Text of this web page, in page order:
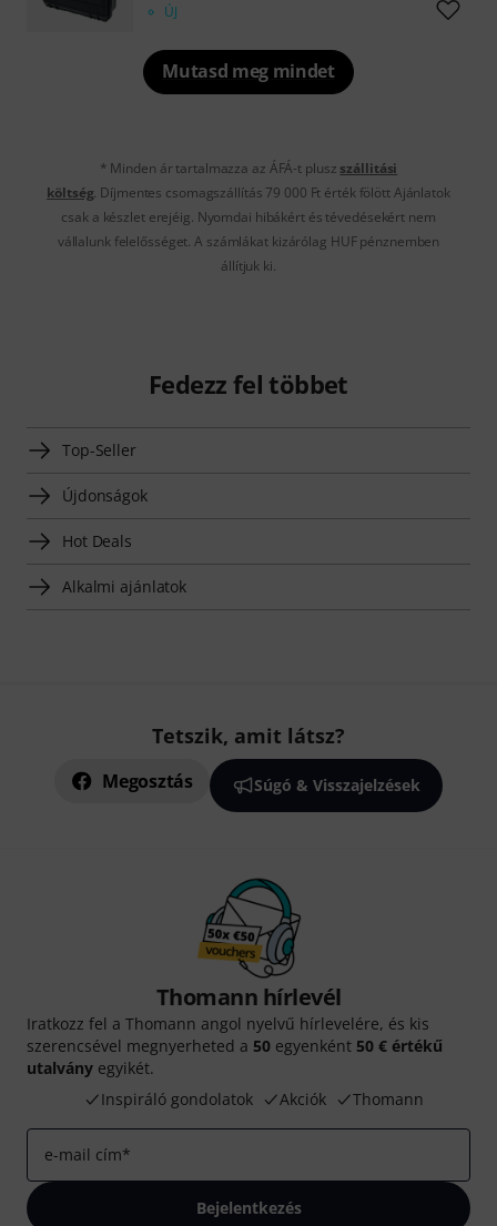
ÚJ
Mutasd meg mindet
* Minden ár tartalmazza az ÁFÁ-t plusz szállitási
költség. Díjmentes csomagszállítás 79 000 Ft érték fölött Ajánlatok
csak a készlet erejéig. Nyomdai hibákért és tévedésekért nem
vállalunk felelősséget. A számlákat kizárólag HUF pénznemben
állítjuk ki.
Fedezz fel többet
Top-Seller
Újdonságok
Hot Deals
Alkalmi ajánlatok
Tetszik, amit látsz?
Megosztás Súgó & Visszajelzések
Thomann hírlevél
Iratkozz fel a Thomann angol nyelvű hírlevelére, és kis
szerencsével megnyerheted a 50 egyenként 50 € értékű
utalvány egyikét.
Inspiráló gondolatok
Akciók Thomann
e-mail cím*
Bejelentkezés